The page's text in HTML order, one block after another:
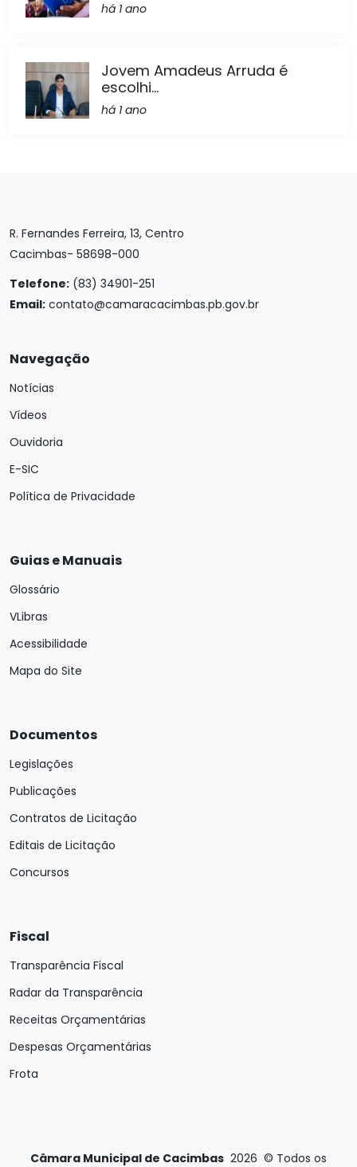
há 1 ano
Jovem Amadeus Arruda é
escolhi...
há 1 ano
R. Fernandes Ferreira, 13, Centro
Cacimbas- 58698-000
Telefone: (83) 34901-251
Email: contato@camaracacimbas.pb.gov.br
Navegação
Notícias
Vídeos
Ouvidoria
E-SIC
Política de Privacidade
Guias e Manuais
Glossário
VLibras
Acessibilidade
Mapa do Site
Documentos
Legislações
Publicações
Contratos de Licitação
Editais de Licitação
Concursos
Fiscal
Transparência Fiscal
Radar da Transparência
Receitas Orçamentárias
Despesas Orçamentárias
Frota
Câmara Municipal de Cacimbas 2026 © Todos os